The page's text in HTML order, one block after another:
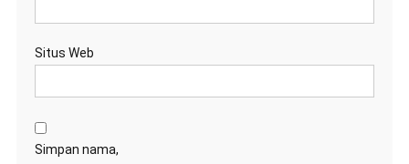
Situs Web
Simpan nama,